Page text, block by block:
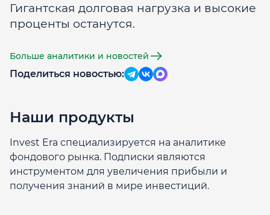
Гигантская долговая нагрузка и высокие
проценты останутся.
Больше аналитики и новостей
Поделиться новостью:
Наши продукты
Invest Era специализируется на аналитике
фондового рынка. Подписки являются
инструментом для увеличения прибыли и
получения знаний в мире инвестиций.